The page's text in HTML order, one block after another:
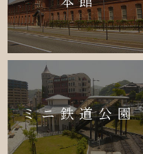
ミニ鉄道公園